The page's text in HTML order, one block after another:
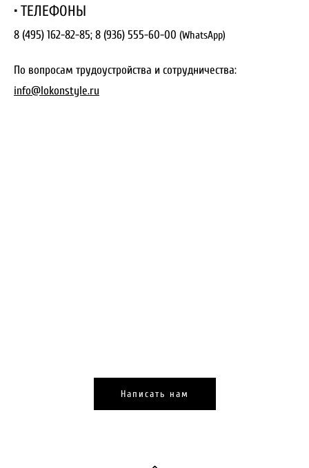
• ТЕЛЕФОНЫ
8 (495) 162-82-85; 8 (936) 555-60-00 (WhatsApp)
По вопросам трудоустройства и сотрудничества:
info@lokonstyle.ru
Написать нам